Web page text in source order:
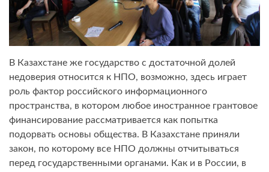
В Казахстане же государство с достаточной долей
недоверия относится к НПО, возможно, здесь играет
роль фактор российского информационного
пространства, в котором любое иностранное грантовое
финансирование рассматривается как попытка
подорвать основы общества. В Казахстане приняли
закон, по которому все НПО должны отчитываться
перед государственными органами. Как и в России, в